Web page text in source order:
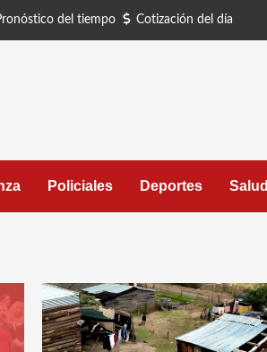
del tiempo Cotización del día
Policiales Deportes Salud